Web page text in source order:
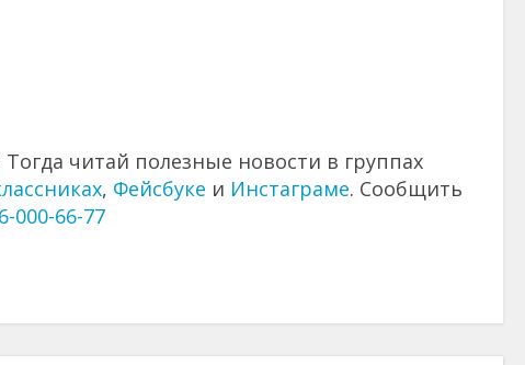
читай полезные новости в группах
, Фейсбуке и Инстаграме. Сообщить
000-66-77